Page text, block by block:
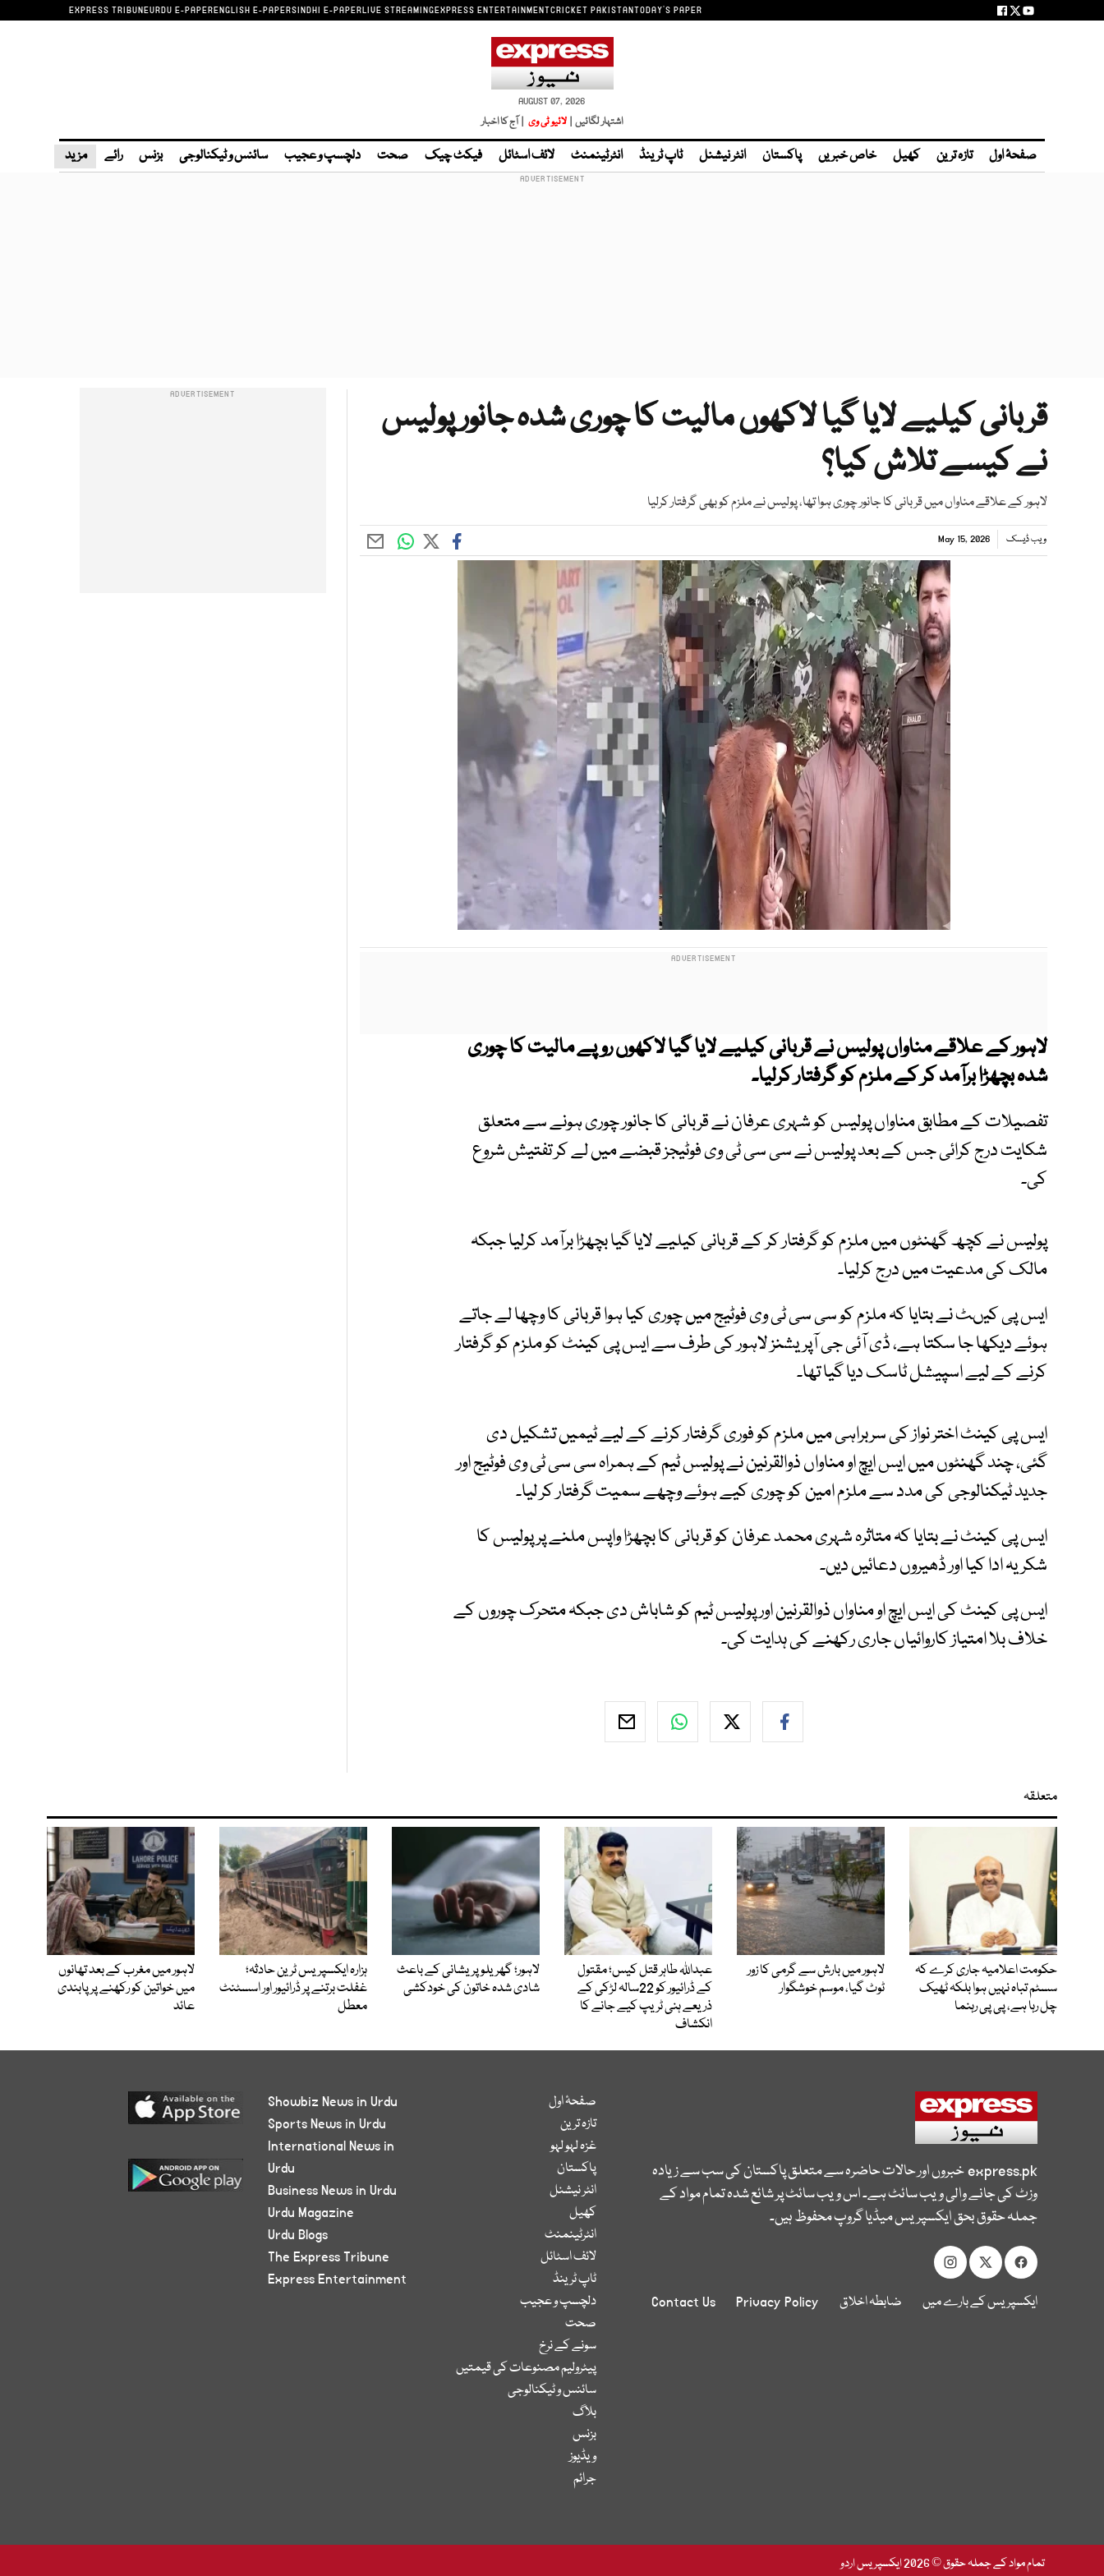
EXPRESS TRIBUNEURDU E-PAPERENGLISH E-PAPERSINDHI E-PAPERLIVE STREAMINGEXPRESS ENTERTAINMENTCRICKET PAKISTANTODAY'S PAPER
AUGUST 07, 2026
اشتہار لگائیں | لائیو ٹی وی | آج کا اخبار
صفحۂ اول تازہ ترین کھیل خاص خبریں پاکستان انٹر نیشنل ٹاپ ٹرینڈ انٹرٹینمنٹ لائف اسٹائل فیکٹ چیک صحت دلچسپ و عجیب سائنس و ٹیکنالوجی بزنس رائے مزید
قربانی کیلیے لایا گیا لاکھوں مالیت کا چوری شدہ جانور پولیس
نے کیسے تلاش کیا؟
لاہور کے علاقے مناواں میں قربانی کا جانور چوری ہوا تھا، پولیس نے ملزم کو بھی گرفتار کرلیا
ویب ڈیسک May 15, 2026
لاہور کے علاقے مناواں پولیس نے قربانی کیلیے لایا گیا لاکھوں روپے مالیت کا چوری
شدہ بچھڑا برآمد کر کے ملزم کو گرفتار کرلیا۔
تفصیلات کے مطابق مناواں پولیس کو شہری عرفان نے قربانی کا جانور چوری ہونے سے متعلق
شکایت درج کرائی جس کے بعد پولیس نے سی سی ٹی وی فوٹیجز قبضے میں لے کر تفتیش شروع
کی۔
پولیس نے کچھ گھنٹوں میں ملزم کو گرفتار کر کے قربانی کیلیے لایا گیا بچھڑا برآمد کرلیا جبکہ
مالک کی مدعیت میں درج کرلیا۔
ایس پی کیںٹ نے بتایا کہ ملزم کو سی سی ٹی وی فوٹیج میں چوری کیا ہوا قربانی کا وچھا لے جاتے
ہوئے دیکھا جا سکتا ہے، ڈی آئی جی آپریشنز لاہور کی طرف سے ایس پی کینٹ کو ملزم کو گرفتار
کرنے کے لیے اسپیشل ٹاسک دیا گیا تھا۔
ایس پی کینٹ اختر نواز کی سربراہی میں ملزم کو فوری گرفتار کرنے کے لیے ٹیمیں تشکیل دی
گئی، چند گھنٹوں میں ایس ایچ او مناواں ذوالقرنین نے پولیس ٹیم کے ہمراہ سی سی ٹی وی فوٹیج اور
جدید ٹیکنالوجی کی مدد سے ملزم امین کو چوری کیے ہوئے وچھے سمیت گرفتار کر لیا۔
ایس پی کینٹ نے بتایا کہ متاثرہ شہری محمد عرفان کو قربانی کا بچھڑا واپس ملنے پر پولیس کا
شکریہ ادا کیا اور ڈھیروں دعائیں دیں۔
ایس پی کینٹ کی ایس ایچ او مناواں ذوالقرنین اور پولیس ٹیم کو شاباش دی جبکہ متحرک چوروں کے
خلاف بلا امتیاز کاروائیاں جاری رکھنے کی ہدایت کی۔
متعلقہ
حکومت اعلامیہ جاری کرے کہ
سسٹم تباہ نہیں ہوا بلکہ ٹھیک
چل رہا ہے، پی پی رہنما
لاہور میں بارش سے گرمی کا زور
ٹوٹ گیا، موسم خوشگوار
عبداللہ طاہر قتل کیس؛ مقتول
کے ڈرائیور کو 22سالہ لڑکی کے
ذریعے ہنی ٹریپ کیے جانے کا
انکشاف
لاہور؛ گھریلو پریشانی کے باعث
شادی شدہ خاتون کی خودکشی
ہزارہ ایکسپریس ٹرین حادثہ؛
غفلت برتنے پر ڈرائیور اور اسسٹنٹ
معطل
لاہور میں مغرب کے بعد تھانوں
میں خواتین کو رکھنے پر پابندی
عائد
express.pkخبروں اور حالات حاضرہ سے متعلق پاکستان کی سب سے زیادہ
وزٹ کی جانے والی ویب سائٹ ہے۔ اس ویب سائٹ پر شائع شدہ تمام مواد کے
جملہ حقوق بحق ایکسپریس میڈیا گروپ محفوظ ہیں۔
ایکسپریس کے بارے میں ضابطہ اخلاق Privacy Policy
Contact Us
صفحۂ اول
تازہ ترین
غزہ لہو لہو
پاکستان
انٹر نیشنل
کھیل
انٹرٹینمنٹ
لائف اسٹائل
ٹاپ ٹرینڈ
دلچسپ و عجیب
صحت
سونے کے نرخ
پیٹرولیم مصنوعات کی قیمتیں
سائنس و ٹیکنالوجی
بلاگ
بزنس
ویڈیوز
جرائم
Showbiz News in Urdu
Sports News in Urdu
International News in
Urdu
Business News in Urdu
Urdu Magazine
Urdu Blogs
The Express Tribune
Express Entertainment
تمام مواد کے جملہ حقوق © 2026 ایکسپریس اردو